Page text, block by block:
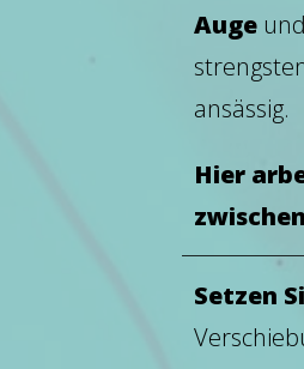
Auge
ansässig.
Hier
Setzen